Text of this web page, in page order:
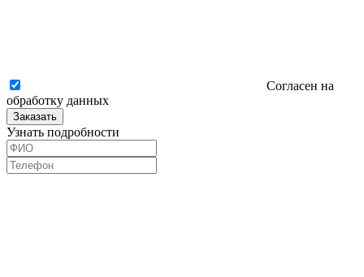
Согласен на
обработку данных
Заказать
Узнать подробности